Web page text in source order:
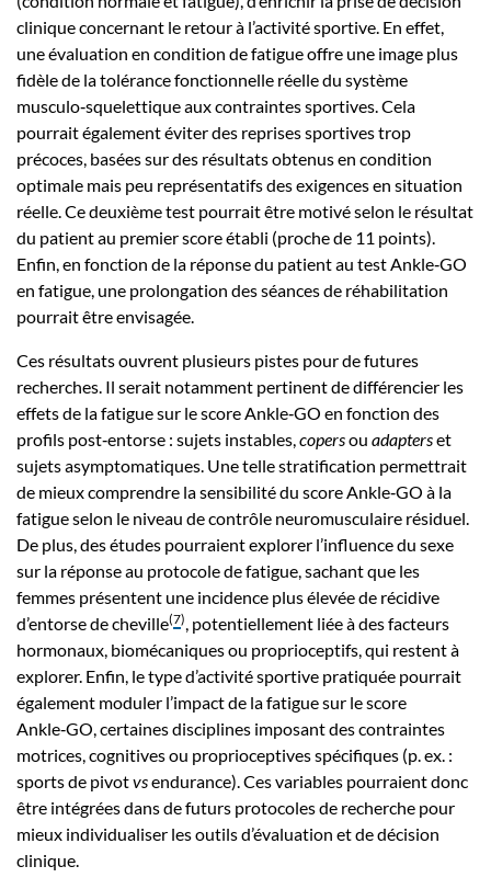
clinique concernant le retour à l’activité sportive. En effet,
une évaluation en condition de fatigue offre une image plus
fidèle de la tolérance fonctionnelle réelle du système
musculo‑squelettique aux contraintes sportives. Cela
pourrait également éviter des reprises sportives trop
précoces, basées sur des résultats obtenus en condition
optimale mais peu représentatifs des exigences en situation
réelle. Ce deuxième test pourrait être motivé selon le résultat
du patient au premier score établi (proche de 11 points).
Enfin, en fonction de la réponse du patient au test Ankle‑GO
en fatigue, une prolongation des séances de réhabilitation
pourrait être envisagée.
Ces résultats ouvrent plusieurs pistes pour de futures
recherches. Il serait notamment pertinent de différencier les
effets de la fatigue sur le score Ankle‑GO en fonction des
profils post‑entorse : sujets instables,copersou adapterset
sujets asymptomatiques. Une telle stratification permettrait
de mieux comprendre la sensibilité du score Ankle‑GO à la
fatigue selon le niveau de contrôle neuromusculaire résiduel.
De plus, des études pourraient explorer l’influence du sexe
sur la réponse au protocole de fatigue, sachant que les
femmes présentent une incidence plus élevée de récidive
d’entorse de cheville(7), potentiellement liée à des facteurs
hormonaux, biomécaniques ou proprioceptifs, qui restent à
explorer. Enfin, le type d’activité sportive pratiquée pourrait
également moduler l’impact de la fatigue sur le score
Ankle‑GO, certaines disciplines imposant des contraintes
motrices, cognitives ou proprioceptives spécifiques (p. ex. :
sports de pivotvsendurance). Ces variables pourraient donc
être intégrées dans de futurs protocoles de recherche pour
mieux individualiser les outils d’évaluation et de décision
clinique.